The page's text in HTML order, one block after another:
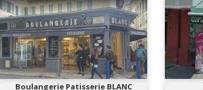
Boulangerie Patisserie BLANC